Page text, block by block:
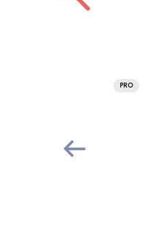
PRO